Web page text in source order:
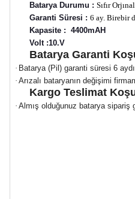
Batarya Durumu : Sıfır
Garanti Süresi : 6 ay. Birebir
Kapasite : 4400mAH
Volt :10.V
Batarya Garanti
· Batarya (Pil) garanti süresi 6
· Arızalı bataryanın değişimi
Kargo Teslimat
· Almış olduğunuz batarya sipariş